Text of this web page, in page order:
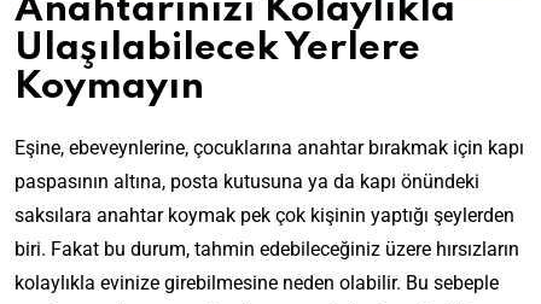
Anahtarınızı Kolaylıkla
Ulaşılabilecek Yerlere
Koymayın
Eşine, ebeveynlerine, çocuklarına anahtar bırakmak için kapı
paspasının altına, posta kutusuna ya da kapı önündeki
saksılara anahtar koymak pek çok kişinin yaptığı şeylerden
biri. Fakat bu durum, tahmin edebileceğiniz üzere hırsızların
kolaylıkla evinize girebilmesine neden olabilir. Bu sebeple